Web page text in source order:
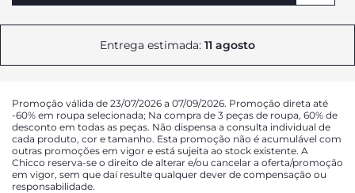
AVISAR DA DISPONIBILIDADE
AVISAR DA DISPONIBILIDADE
AVISAR DA DISPONIBILIDADE
Entrega estimada: 11 agosto
Promoção válida de 23/07/2026 a 07/09/2026. Promoção direta até
-60% em roupa selecionada; Na compra de 3 peças de roupa, 60% de
desconto em todas as peças. Não dispensa a consulta individual de
cada produto, cor e tamanho. Esta promoção não é acumulável com
outras promoções em vigor e está sujeita ao stock existente. A
Chicco reserva-se o direito de alterar e/ou cancelar a oferta/promoção
em vigor, sem que daí resulte qualquer dever de compensação ou
responsabilidade.